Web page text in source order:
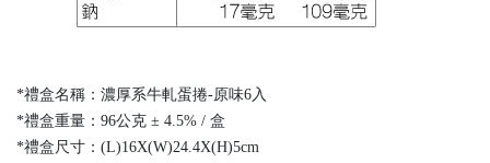
*禮盒名稱：濃厚系牛軋蛋捲-原味6入
*禮盒重量：96公克 ± 4.5% / 盒
*禮盒尺寸：(L)16X(W)24.4X(H)5cm